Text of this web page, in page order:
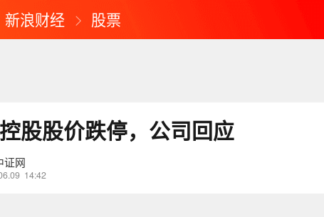
新浪财经 股票
股股价跌停，公司回应
证网
14:42